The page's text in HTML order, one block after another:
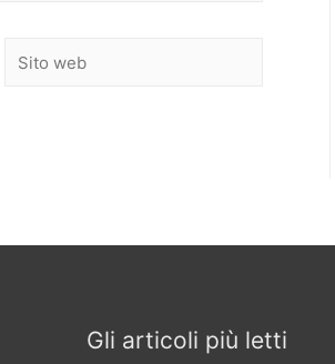
Sito
Gli articoli più letti